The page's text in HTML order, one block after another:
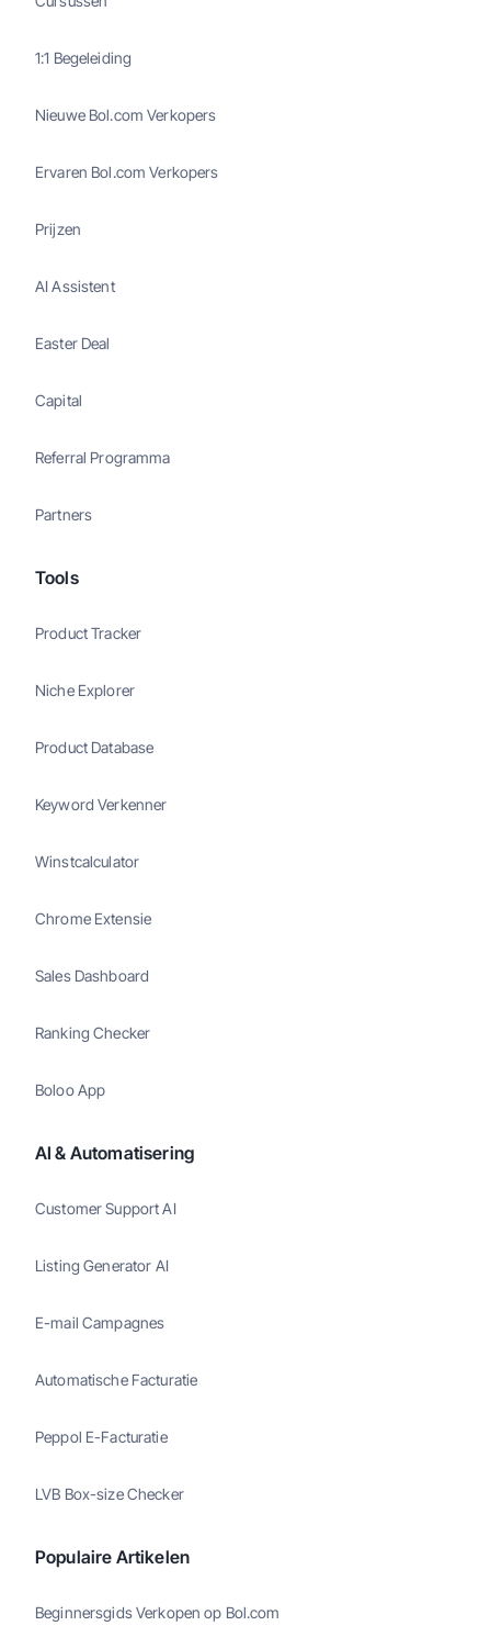
1:1 Begeleiding
Nieuwe Bol.com Verkopers
Ervaren Bol.com Verkopers
Prijzen
AI Assistent
Easter Deal
Capital
Referral Programma
Partners
Tools
Product Tracker
Niche Explorer
Product Database
Keyword Verkenner
Winstcalculator
Chrome Extensie
Sales Dashboard
Ranking Checker
Boloo App
AI & Automatisering
Customer Support AI
Listing Generator AI
E-mail Campagnes
Automatische Facturatie
Peppol E-Facturatie
LVB Box-size Checker
Populaire Artikelen
Beginnersgids Verkopen op Bol.com